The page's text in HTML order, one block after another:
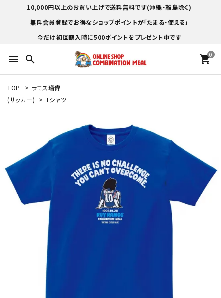
10,000円以上のお買い上げで送料無料です(沖縄・離島除く)
無料会員登録でお得なショップポイントが「たまる・使える」
今だけ初回購入時に500ポイントをプレゼント中です
menu search 0
shopping_cart
TOP > ラモス瑠偉
(サッカー)
> Tシャツ